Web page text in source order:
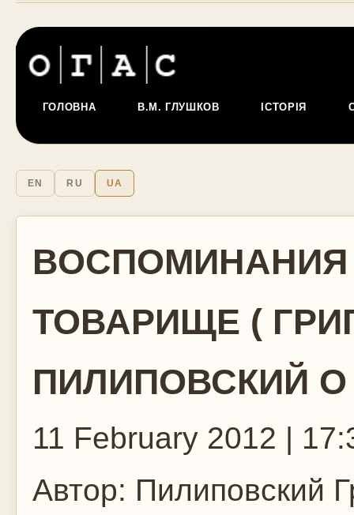
ГОЛОВНА В.М. ГЛУШКОВ ІСТОРІЯ
EN RU UA
ТОВАРИЩЕ (
ПИЛИПОВСКИЙ
11 February 2012 |
Автор: Пилиповский